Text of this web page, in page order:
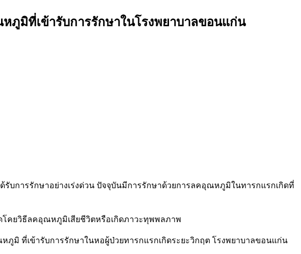
ภูมิที่เข้ารับการรักษาในโรงพยาบาลขอนแก่น
รับการรักษาอย่างเร่งด่วน ปัจจุบันมีการรักษาด้วยการลคอุณหภูมิในทารกแรกเกิดที่
โคยวิธีลคอุณหภูมิเสียชีวิตหรือเกิดภาวะทุพพลภาพ
มิ ที่เข้ารับการรักษาในหอผู้ป่วยทารกแรกเกิดระยะวิกฤต โรงพยาบาลขอนแก่น